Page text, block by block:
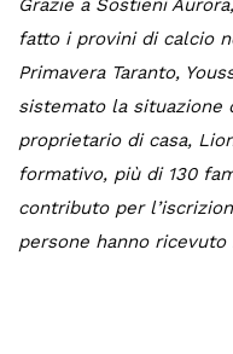
Grazie a Sostieni
fatto i provini di calcio
Primavera Taranto,
sistemato la situazione
proprietario di casa,
formativo, più di 130
contributo per
persone hanno